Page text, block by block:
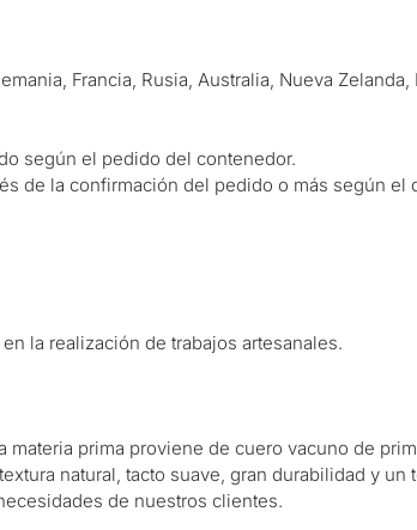
Francia, Rusia, Australia, Nueva
según el pedido del contenedor.
de la confirmación del pedido o más según
la realización de trabajos artesanales.
prima proviene de cuero vacuno de
natural, tacto suave, gran durabilidad y
de nuestros clientes.